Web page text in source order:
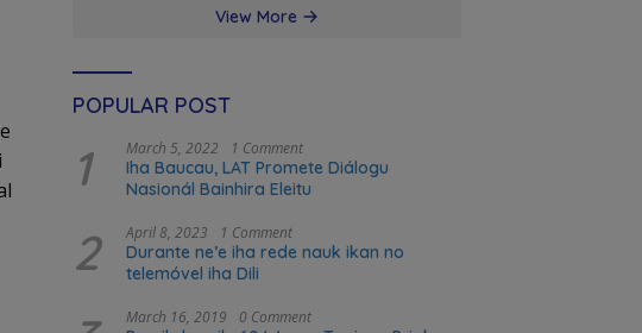
View More
POPULAR POST
1 March 5, 2022 1 Comment
Iha Baucau, LAT Promete Diálogu
Nasionál Bainhira Eleitu
2 April 8, 2023 1 Comment
Durante ne’e iha rede nauk ikan no
telemóvel iha Dili
March 16, 2019 0 Comment